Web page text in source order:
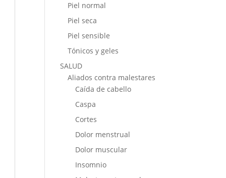
Piel normal
Piel seca
Piel sensible
Tónicos y geles
SALUD
Aliados contra malestares
Caída de cabello
Caspa
Cortes
Dolor menstrual
Dolor muscular
Insomnio